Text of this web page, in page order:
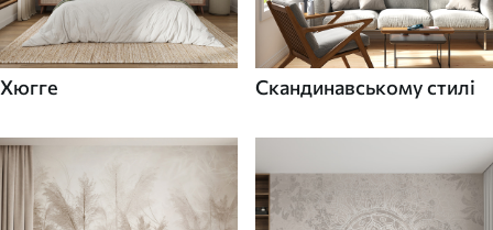
Хюгге Скандинавському стилі